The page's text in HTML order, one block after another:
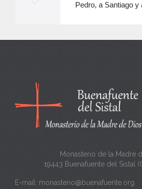
n
a
Pedro, a Santiago
Monasterio de la Madre
19443 Buenafuente del Sistal
E-mail: monasterio@buenafuente.org